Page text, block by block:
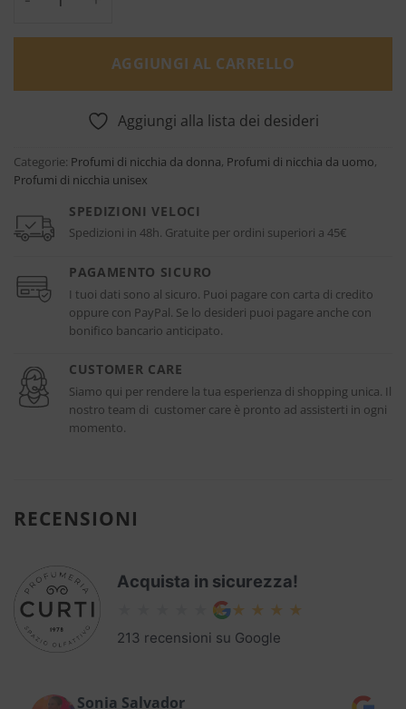
AGGIUNGI AL CARRELLO
Aggiungi alla lista dei desideri
Categorie: Profumi di nicchia da donna, Profumi di nicchia da uomo,
Profumi di nicchia unisex
SPEDIZIONI VELOCI
Spedizioni in 48h. Gratuite per ordini superiori a 45€
PAGAMENTO SICURO
I tuoi dati sono al sicuro. Puoi pagare con carta di credito
oppure con PayPal. Se lo desideri puoi pagare anche con
bonifico bancario anticipato.
CUSTOMER CARE
Siamo qui per rendere la tua esperienza di shopping unica. Il
nostro team di customer care è pronto ad assisterti in ogni
momento.
RECENSIONI
Acquista in sicurezza!
213 recensioni su Google
Sonia Salvador